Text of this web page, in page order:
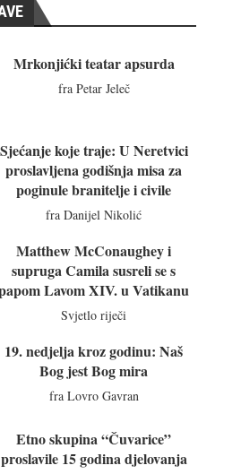
Mrkonjićki teatar apsurda
fra Petar Jeleč
Sjećanje koje traje: U Neretvici
proslavljena godišnja misa za
poginule branitelje i civile
fra Danijel Nikolić
Matthew McConaughey i
supruga Camila susreli se s
Lavom XIV. u Vatikanu
Svjetlo riječi
19. nedjelja kroz godinu: Naš
Bog jest Bog mira
fra Lovro Gavran
Etno skupina “Čuvarice”
proslavile 15 godina djelovanja